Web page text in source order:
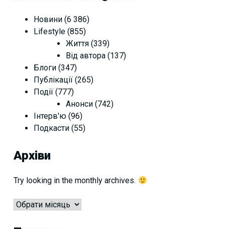
Новини (6 386)
Lifestyle (855)
Життя (339)
Від автора (137)
Блоги (347)
Публікації (265)
Події (777)
Анонси (742)
Інтерв'ю (96)
Подкасти (55)
Архіви
Try looking in the monthly archives.
Архіви